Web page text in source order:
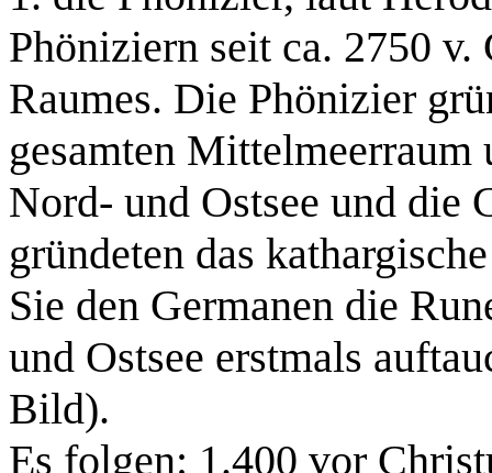
Phöniziern seit ca. 2750
Raumes. Die Phönizier
gesamten
Nord- und Ostsee und die
gründeten das
Sie den Germanen die
und Ostsee erstmals
Bild).
Es folgen: 1.400 vor